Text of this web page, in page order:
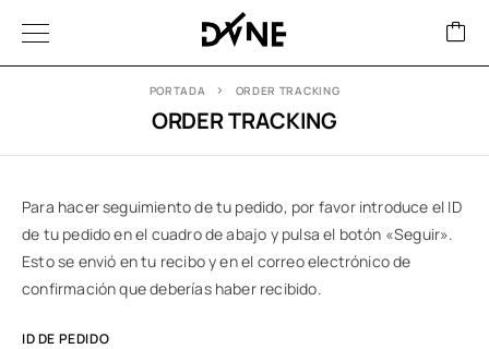
ORDER TRACKING
PORTADA ORDER TRACKING
Para hacer seguimiento de tu pedido, por favor introduce el ID
de tu pedido en el cuadro de abajo y pulsa el botón «Seguir».
Esto se envió en tu recibo y en el correo electrónico de
confirmación que deberías haber recibido.
ID DE PEDIDO